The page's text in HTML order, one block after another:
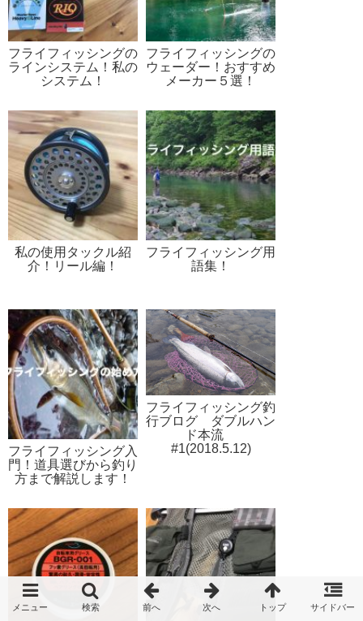
フライフィッシングの
ラインシステム！私の
システム！
フライフィッシングの
ウェーダー！おすすめ
メーカー５選！
私の使用タックル紹
介！リール編！
フライフィッシング用
語集！
フライフィッシング入
門！道具選びから釣り
方まで解説します！
フライフィッシング釣
行ブログ ダブルハン
ド本流
#1(2018.5.12)